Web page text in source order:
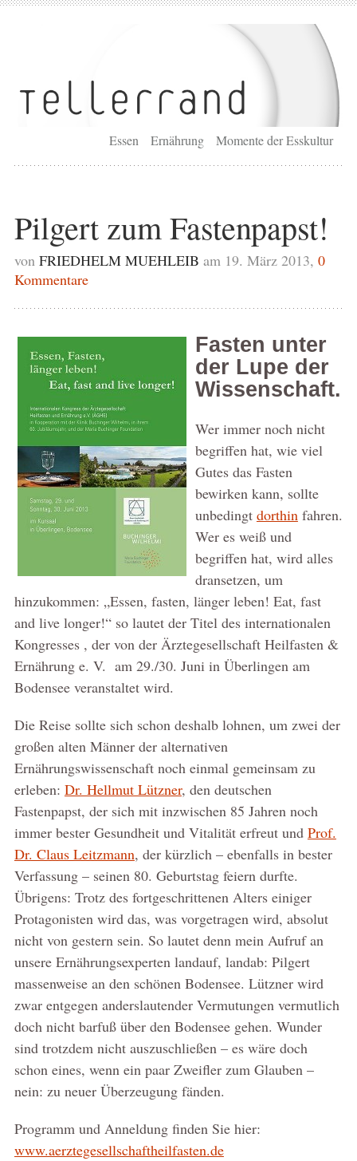
Essen Ernährung Momente der Esskultur
Pilgert zum Fastenpapst!
von FRIEDHELM MUEHLEIB am 19. März 2013, 0
Kommentare
Fasten unter
der Lupe der
Wissenschaft.
Wer immer noch nicht
begriffen hat, wie viel
Gutes das Fasten
bewirken kann, sollte
unbedingt dorthinfahren.
Wer es weiß und
begriffen hat, wird alles
dransetzen, um
hinzukommen: „Essen, fasten, länger leben! Eat, fast
and live longer!“ so lautet der Titel des internationalen
Kongresses , der von der Ärztegesellschaft Heilfasten &
Ernährung e. V. am 29./30. Juni in Überlingen am
Bodensee veranstaltet wird.
Die Reise sollte sich schon deshalb lohnen, um zwei der
großen alten Männer der alternativen
Ernährungswissenschaft noch einmal gemeinsam zu
erleben: Dr. Hellmut Lützner, den deutschen
Fastenpapst, der sich mit inzwischen 85 Jahren noch
immer bester Gesundheit und Vitalität erfreut und Prof.
Dr. Claus Leitzmann, der kürzlich – ebenfalls in bester
Verfassung – seinen 80. Geburtstag feiern durfte.
Übrigens: Trotz des fortgeschrittenen Alters einiger
Protagonisten wird das, was vorgetragen wird, absolut
nicht von gestern sein. So lautet denn mein Aufruf an
unsere Ernährungsexperten landauf, landab: Pilgert
massenweise an den schönen Bodensee. Lützner wird
zwar entgegen anderslautender Vermutungen vermutlich
doch nicht barfuß über den Bodensee gehen. Wunder
sind trotzdem nicht auszuschließen – es wäre doch
schon eines, wenn ein paar Zweifler zum Glauben –
nein: zu neuer Überzeugung fänden.
Programm und Anneldung finden Sie hier:
www.aerztegesellschaftheilfasten.de